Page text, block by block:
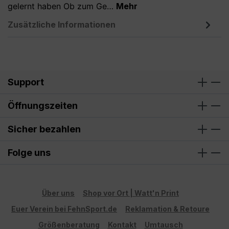
gelernt haben Ob zum Ge… Mehr
Zusätzliche Informationen
Support
Öffnungszeiten
Sicher bezahlen
Folge uns
Über uns
Shop vor Ort | Watt'n Print
Euer Verein bei FehnSport.de
Reklamation & Retoure
Größenberatung
Kontakt Umtausch